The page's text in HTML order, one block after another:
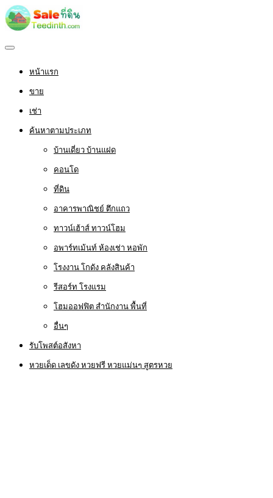
หน้าแรก
ขาย
เช่า
ค้นหาตามประเภท
บ้านเดี่ยว บ้านแฝด
คอนโด
ที่ดิน
อาคารพาณิชย์ ตึกแถว
ทาวน์เฮ้าส์ ทาวน์โฮม
อพาร์ทเม้นท์ ห้องเช่า หอพัก
โรงงาน โกดัง คลังสินค้า
รีสอร์ท โรงแรม
โฮมออฟฟิต สำนักงาน พื้นที่
อื่นๆ
รับโพสต์อสังหา
หวยเด็ด เลขดัง หวยฟรี หวยแม่นๆ สูตรหวย